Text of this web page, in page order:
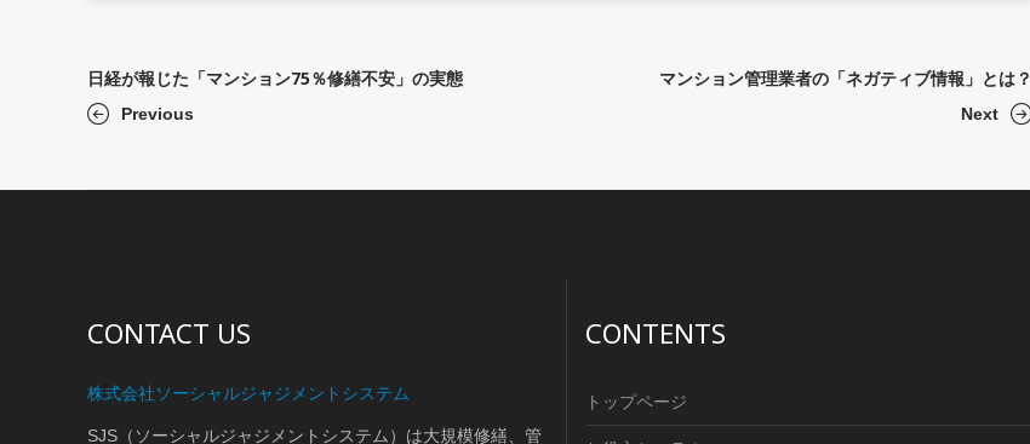
日経が報じた「マンション75％修繕不安」の実態
Previous
マンション管理業者の「ネガティブ情報」とは？
Next
CONTACT US
株式会社ソーシャルジャジメントシステム
SJS（ソーシャルジャジメントシステム）は大規模修繕、管
CONTENTS
トップページ